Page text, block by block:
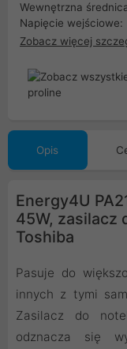
Wewnętrzna
Napięcie wejściowe:
Zobacz więcej
Opis
Energy4U
45W, zasilacz
Toshiba
Pasuje do
innych z tymi
Zasilacz do
odznacza się